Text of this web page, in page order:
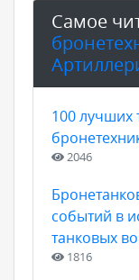
Самое
100 лучших
2046
событий в
танковых
1816